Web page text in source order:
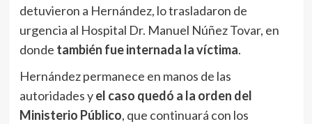
detuvieron a Hernández, lo trasladaron de
urgencia al Hospital Dr. Manuel Núñez Tovar, en
donde también fue internada la víctima.
Hernández permanece en manos de las
autoridades yel caso quedó a la orden del
Ministerio Público, que continuará con los